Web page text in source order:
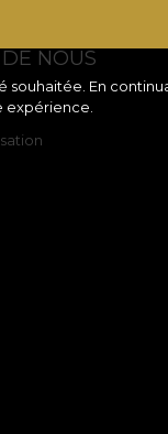
En
expérience.
NOUS